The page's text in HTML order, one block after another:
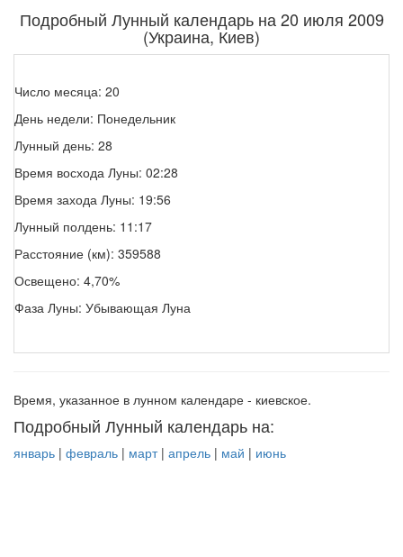
Подробный Лунный календарь на 20 июля 2009
(Украина, Киев)
Число месяца: 20
День недели: Понедельник
Лунный день: 28
Время восхода Луны: 02:28
Время захода Луны: 19:56
Лунный полдень: 11:17
Расстояние (км): 359588
Освещено: 4,70%
Фаза Луны: Убывающая Луна
Время, указанное в лунном календаре - киевское.
Подробный Лунный календарь на:
январь | февраль | март| апрель | май | июнь